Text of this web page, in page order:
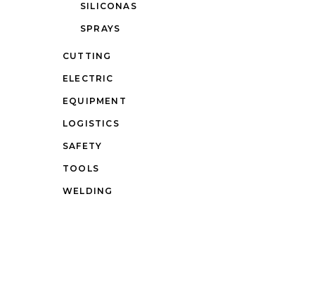
SILICONAS
SPRAYS
CUTTING
ELECTRIC
EQUIPMENT
LOGISTICS
SAFETY
TOOLS
WELDING